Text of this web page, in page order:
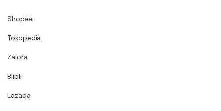
Shopee
Tokopedia
Zalora
Blibli
Lazada